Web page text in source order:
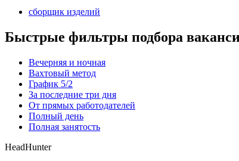
сборщик изделий
Быстрые фильтры подбора
Вечерняя и ночная
Вахтовый метод
График 5/2
За последние три дня
От прямых работодателей
Полный день
Полная занятость
HeadHunter